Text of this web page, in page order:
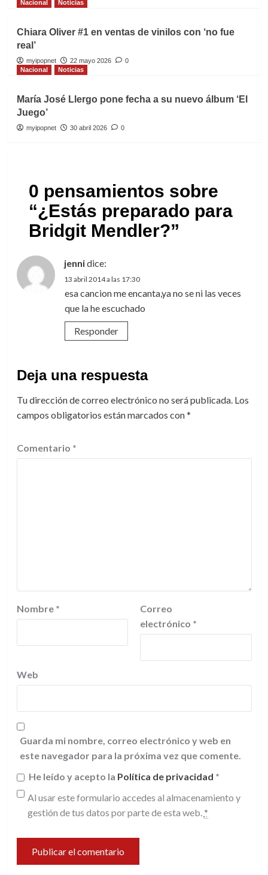
Nacional Noticias
Chiara Oliver #1 en ventas de vinilos con ‘no fue
real’
myipopnet 22 mayo 2026
0
Nacional
Noticias
María José Llergo pone fecha a su nuevo álbum ‘El
Juego’
myipopnet 30 abril 2026 0
0 pensamientos sobre
“¿Estás preparado para
Bridgit Mendler?”
jennidice:
13 abril 2014 a las 17:30
esa cancion me encanta,ya no se ni las veces
que la he escuchado
Responder
Deja una respuesta
Tu dirección de correo electrónico no será publicada. Los
campos obligatorios están marcados con*
Comentario *
Nombre *
Correo
electrónico *
Web
Guarda mi nombre, correo electrónico y web en
este navegador para la próxima vez que comente.
He leído y acepto la Política de privacidad *
Al usar este formulario accedes al almacenamiento y
gestión de tus datos por parte de esta web. *